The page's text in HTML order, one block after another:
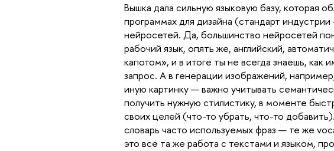
Вышка дала сильную языковую базу, которая
программах для дизайна (стандарт
нейросетей. Да, большинство нейросетей
рабочий язык, опять же, английский,
капотом», и в итоге ты не всегда знаешь,
запрос. А в генерации изображений,
иную картинку — важно учитывать
получить нужную стилистику, в моменте
своих целей (что-то убрать, что-то
словарь часто используемых фраз — те же
это всё та же работа с текстами и языком,